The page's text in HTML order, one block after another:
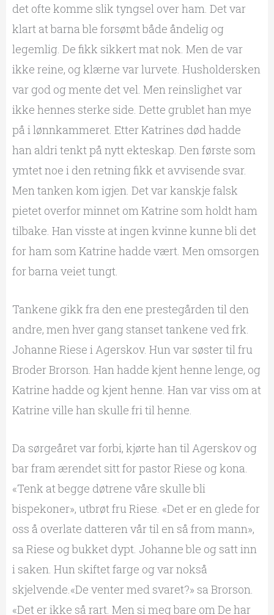
det ofte komme slik tyngsel over ham. Det var
klart at barna ble forsømt både åndelig og
legemlig. De fikk sikkert mat nok. Men de var
ikke reine, og klærne var lurvete. Husholdersken
var god og mente det vel. Men reinslighet var
ikke hennes sterke side. Dette grublet han mye
på i lønnkammeret. Etter Katrines død hadde
han aldri tenkt på nytt ekteskap. Den første som
ymtet noe i den retning fikk et avvisende svar.
Men tanken kom igjen. Det var kanskje falsk
pietet overfor minnet om Katrine som holdt ham
tilbake. Han visste at ingen kvinne kunne bli det
for ham som Katrine hadde vært. Men omsorgen
for barna veiet tungt.
Tankene gikk fra den ene prestegården til den
andre, men hver gang stanset tankene ved frk.
Johanne Riese i Agerskov. Hun var søster til fru
Broder Brorson. Han hadde kjent henne lenge, og
Katrine hadde og kjent henne. Han var viss om at
Katrine ville han skulle fri til henne.
Da sørgeåret var forbi, kjørte han til Agerskov og
bar fram ærendet sitt for pastor Riese og kona.
«Tenk at begge døtrene våre skulle bli
bispekoner», utbrøt fru Riese. «Det er en glede for
oss å overlate datteren vår til en så from mann»,
sa Riese og bukket dypt. Johanne ble og satt inn
i saken. Hun skiftet farge og var nokså
skjelvende.«De venter med svaret?» sa Brorson.
«Det er ikke så rart. Men si meg bare om De har